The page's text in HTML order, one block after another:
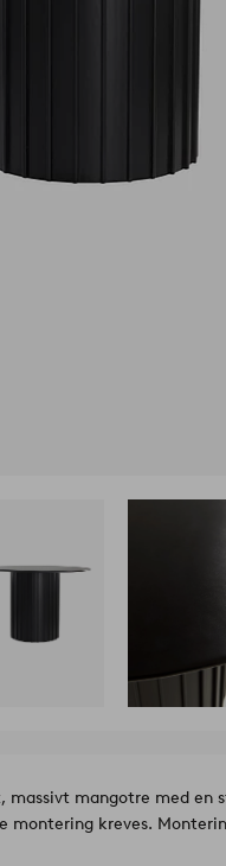
massivt mangotre med en
montering kreves.